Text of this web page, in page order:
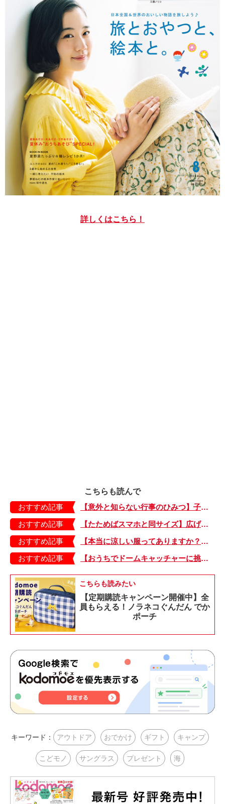
詳しくはこちら！
こちらも読んで
おすすめ記事
【意外と知らない行事のひみつ】子どもにはどう伝える？「お盆」って何だろう？
おすすめ記事
【たためばスマホと同サイズ】広げるとビビッドでジューシーな柄が目を引くコンパクトな「扇子」
おすすめ記事
【本当に涼しい服ってありますか？】夏素材の代表「リネン」で夏らしいおしゃれを♪「ワンピース」「パンツ」「スカート」「シャツ」の気になるアイテムはコレ！
おすすめ記事
【おうちでドームキャッチャーに挑戦だ】アンパンマン わくわくドームキャッチャー
こちらも読みたい
【定期購読キャンペーン開催中】全
員もらえる！ノラネコぐんだん でか
ポーチ
キーワード： アウトドア おでかけ ギフト キャンプ
こどモノ サングラス プレゼント 海